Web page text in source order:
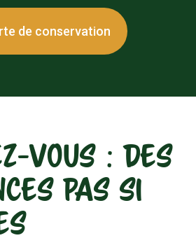
de conservation
VOUS : DES
PAS SI